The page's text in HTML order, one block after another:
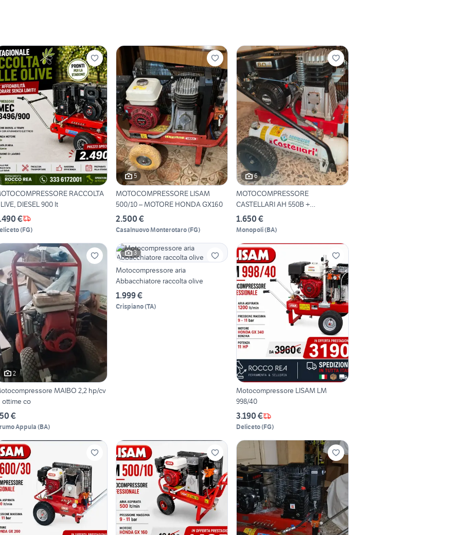
RACCOLTA
DIESEL 900 lt
€
(FG)
5
MOTOCOMPRESSORE LISAM
500/10 – MOTORE HONDA GX160
2.500 €
Casalnuovo Monterotaro(FG)
6
MOTOCOMPRESSORE
CASTELLARI AH 550B +
abbacchiatori
1.650 €
Monopoli(BA)
2
MAIBO 2,2 hp/cv
ottime co
€
Appula (BA)
3
Motocompressore aria
Abbacchiatore raccolta olive
1.999 €
Crispiano(TA)
Motocompressore LISAM LM
998/40
3.190 €
Deliceto(FG)